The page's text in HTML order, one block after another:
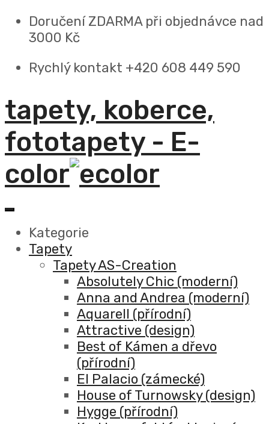
Doručení ZDARMA při objednávce nad
3000 Kč
Rychlý kontakt +420 608 449 590
tapety, koberce,
fototapety - E-
color
Kategorie
Tapety
Tapety AS-Creation
Absolutely Chic (moderní)
Anna and Andrea (moderní)
Aquarell (přírodní)
Attractive (design)
Best of Kámen a dřevo
(přírodní)
El Palacio (zámecké)
House of Turnowsky (design)
Hygge (přírodní)